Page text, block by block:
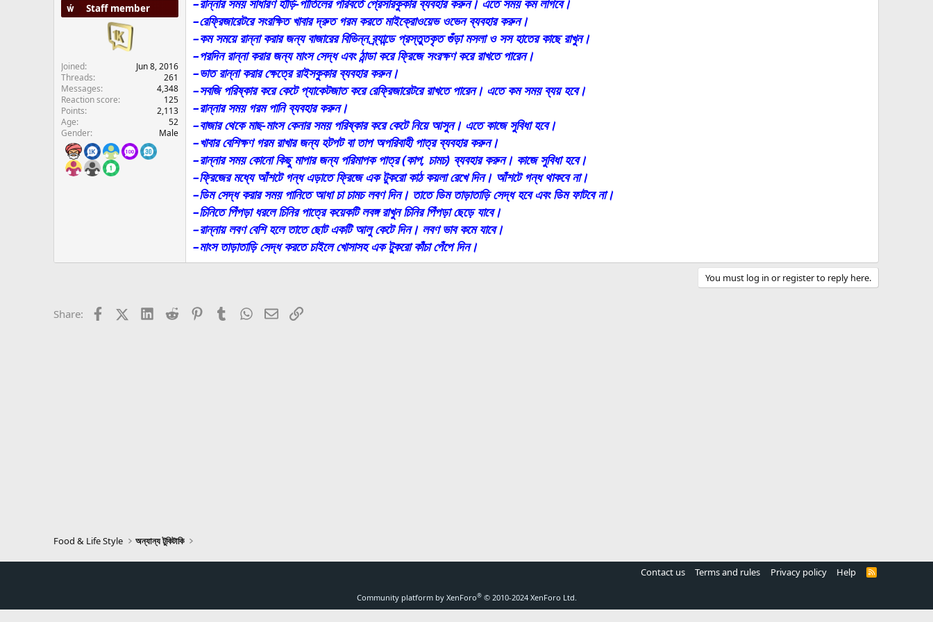
e
Staff member
Joined
Jun 8, 2016
Threads
261
Messages
4,348
Reaction score
125
Points
2,113
Age
52
Gender
Male
–রান্নার সময় সাধারণ হাঁড়ি-পাতিলের পরিবর্তে প্রেসারকুকার ব্যবহার করুন। এতে সময় কম লাগবে।
–রেফ্রিজারেটরে সংরক্ষিত খাবার দ্রুত গরম করতে মাইক্রোওয়েভ ওভেন ব্যবহার করুন।
–কম সময়ে রান্না করার জন্য বাজারের বিভিন্ন ব্র্যান্ডে প্রস্তুতকৃত গুঁড়া মসলা ও সস হাতের কাছে রাখুন।
–পরদিন রান্না করার জন্য মাংস সেদ্ধ এবং ঠান্ডা করে ফ্রিজে সংরক্ষণ করে রাখতে পারেন।
–ভাত রান্না করার ক্ষেত্রে রাইসকুকার ব্যবহার করুন।
–সবজি পরিষ্কার করে কেটে প্যাকেটজাত করে রেফ্রিজারেটরে রাখতে পারেন। এতে কম সময় ব্যয় হবে।
–রান্নার সময় গরম পানি ব্যবহার করুন।
–বাজার থেকে মাছ-মাংস কেনার সময় পরিষ্কার করে কেটে নিয়ে আসুন। এতে কাজে সুবিধা হবে।
–খাবার বেশিক্ষণ গরম রাখার জন্য হটপট বা তাপ অপরিবাহী পাত্র ব্যবহার করুন।
–রান্নার সময় কোনো কিছু মাপার জন্য পরিমাপক পাত্র (কাপ, চামচ) ব্যবহার করুন। কাজে সুবিধা হবে।
–ফ্রিজের মধ্যে আঁশটে গন্ধ এড়াতে ফ্রিজে এক টুকরো কাঠ কয়লা রেখে দিন। আঁশটে গন্ধ থাকবে না।
–ডিম সেদ্ধ করার সময় পানিতে আধা চা চামচ লবণ দিন। তাতে ডিম তাড়াতাড়ি সেদ্ধ হবে এবং ডিম ফাটবে না।
–চিনিতে পিঁপড়া ধরলে চিনির পাত্রে কয়েকটি লবঙ্গ রাখুন চিনির পিঁপড়া ছেড়ে যাবে।
–রান্নায় লবণ বেশি হলে তাতে ছোট একটি আলু কেটে দিন। লবণ ভাব কমে যাবে।
–মাংস তাড়াতাড়ি সেদ্ধ করতে চাইলে খোসাসহ এক টুকরো কাঁচা পেঁপে দিন।
You must log in or register to reply here.
Share: FacebookX (Twitter)LinkedIn
Reddit PinterestTumblr WhatsApp
EmailLink
Food & Life Style অন্যান্য টুকিটাকি
Contact us Terms and rules Privacy policy Help
R
Community platform by XenForo® © 2010-2024 XenForo Ltd.